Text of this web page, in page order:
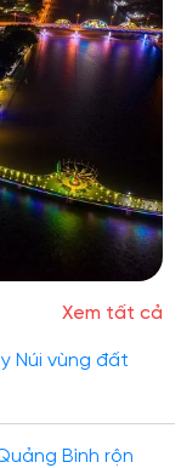
Xem tất cả
Núi vùng đất
Bình rộn